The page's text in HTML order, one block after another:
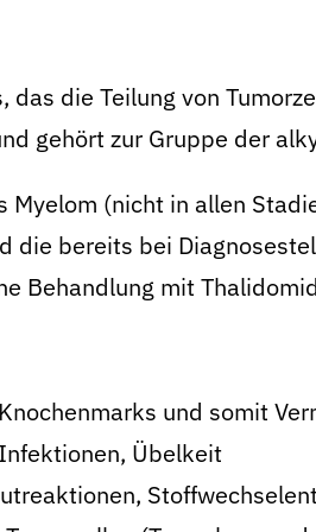
die Teilung von
gehört zur Gruppe der
(nicht in allen
die bereits bei
Behandlung mit
und somit
Übelkeit